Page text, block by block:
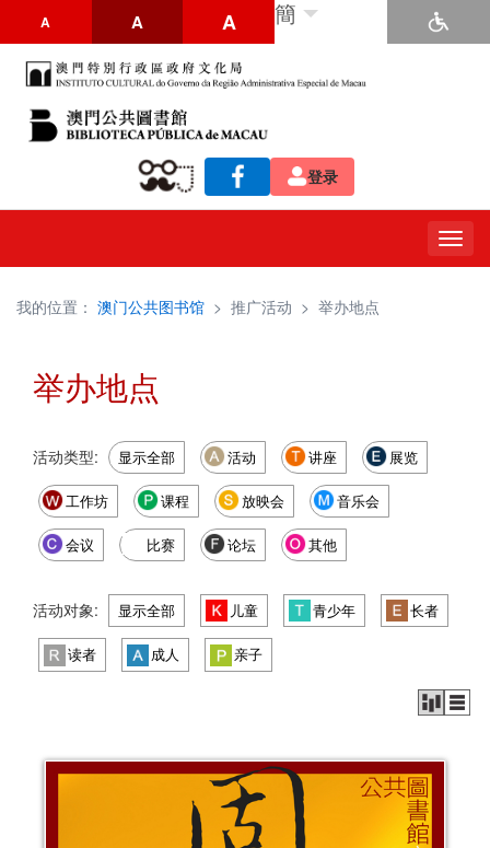
A A A 簡
登录
我的位置： 澳门公共图书馆 > 推广活动 > 举办地点
举办地点
活动类型: 显示全部 活动 讲座 展览
工作坊 课程 放映会 音乐会
会议 比赛 论坛 其他
活动对象: 显示全部 儿童 青少年 长者
读者 成人 亲子